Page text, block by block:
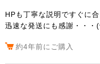
HPも丁寧な説明ですぐに
迅速な発送にも感謝・・
約4年前にご購入